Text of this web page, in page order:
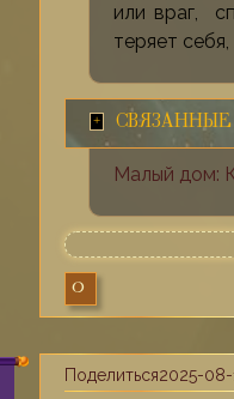
или враг,
теряет
СВЯЗАННЫЕ
Малый дом:
0
Поделиться2025-08-